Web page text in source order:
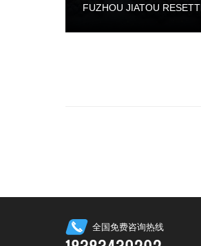
FUZHOU JIATOU
全国免费咨询热线